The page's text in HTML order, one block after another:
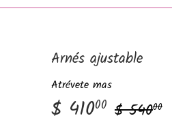
Arnés ajustable
Atrévete mas
$ 41000 $ 54000